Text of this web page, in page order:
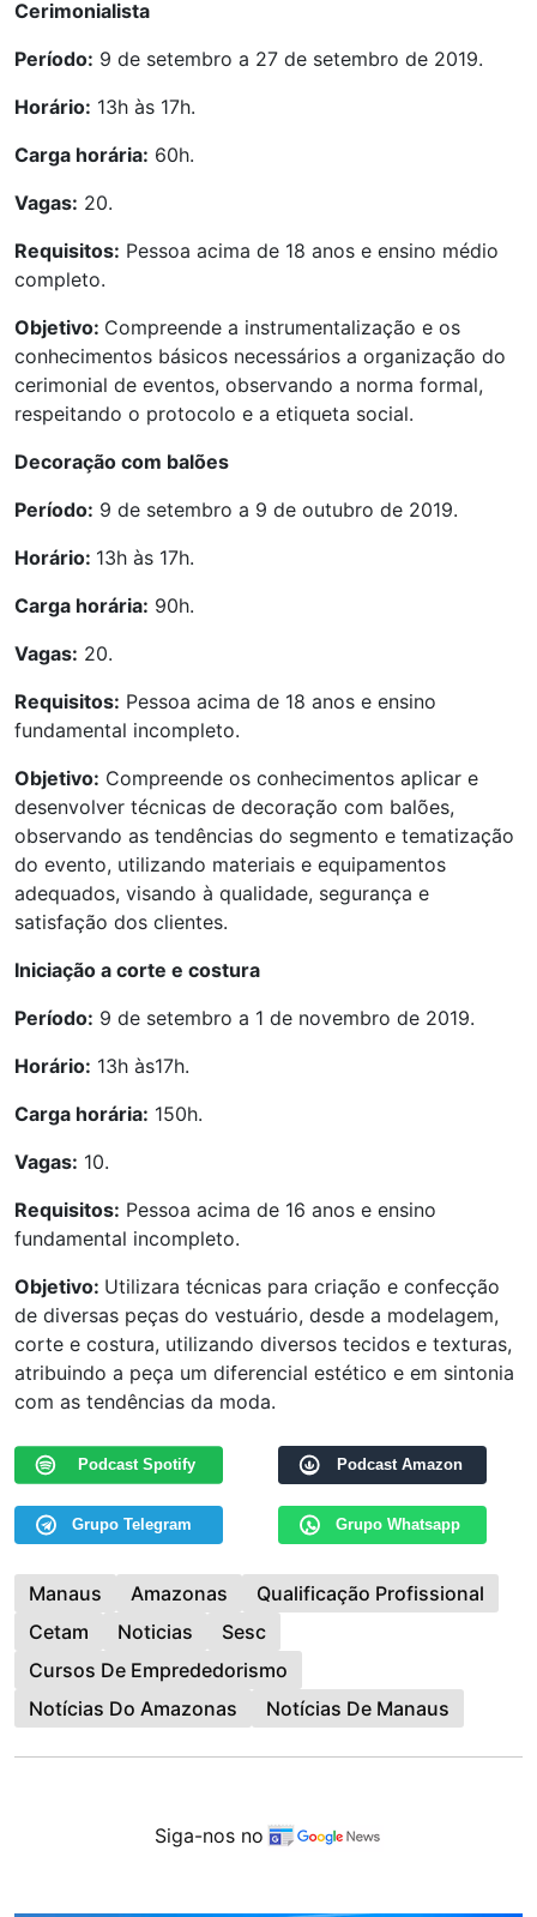
Cerimonialista
Período: 9 de setembro a 27 de setembro de 2019.
Horário: 13h às 17h.
Carga horária: 60h.
Vagas: 20.
Requisitos: Pessoa acima de 18 anos e ensino médio
completo.
Objetivo: Compreende a instrumentalização e os
conhecimentos básicos necessários a organização do
cerimonial de eventos, observando a norma formal,
respeitando o protocolo e a etiqueta social.
Decoração com balões
Período: 9 de setembro a 9 de outubro de 2019.
Horário: 13h às 17h.
Carga horária: 90h.
Vagas: 20.
Requisitos: Pessoa acima de 18 anos e ensino
fundamental incompleto.
Objetivo: Compreende os conhecimentos aplicar e
desenvolver técnicas de decoração com balões,
observando as tendências do segmento e tematização
do evento, utilizando materiais e equipamentos
adequados, visando à qualidade, segurança e
satisfação dos clientes.
Iniciação a corte e costura
Período: 9 de setembro a 1 de novembro de 2019.
Horário: 13h às17h.
Carga horária: 150h.
Vagas: 10.
Requisitos: Pessoa acima de 16 anos e ensino
fundamental incompleto.
Objetivo: Utilizara técnicas para criação e confecção
de diversas peças do vestuário, desde a modelagem,
corte e costura, utilizando diversos tecidos e texturas,
atribuindo a peça um diferencial estético e em sintonia
com as tendências da moda.
Podcast Spotify Podcast Amazon
Grupo Telegram Grupo Whatsapp
Manaus Amazonas
Qualificação Profissional
Cetam
Noticias
Sesc
Cursos De Emprededorismo
Notícias Do Amazonas
Notícias De Manaus
Siga-nos no